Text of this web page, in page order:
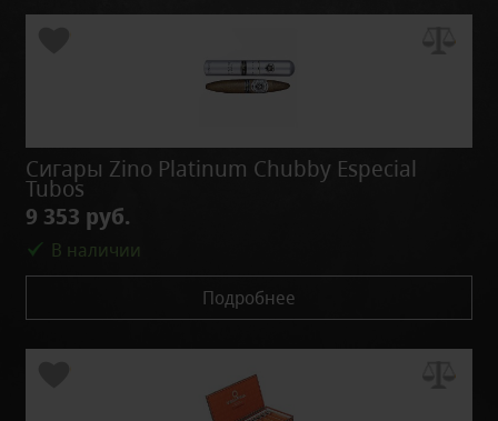
Сигары Zino Platinum Chubby Especial
Tubos
9 353 руб.
В наличии
Подробнее